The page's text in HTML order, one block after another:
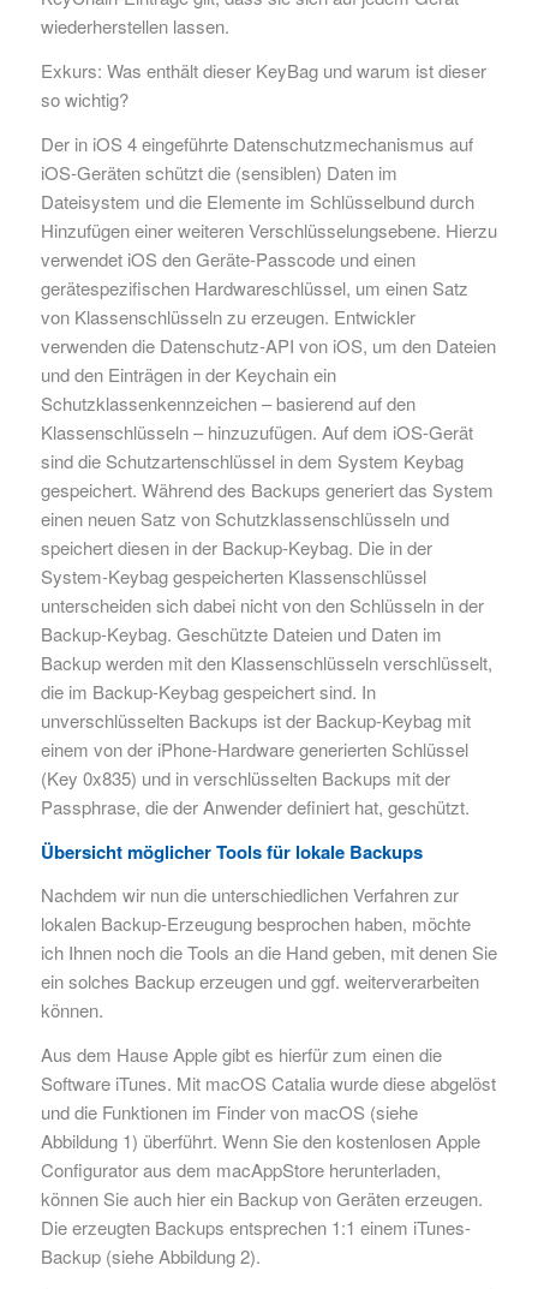
wiederherstellen lassen.
Exkurs: Was enthält dieser KeyBag und warum ist dieser
so wichtig?
Der in iOS 4 eingeführte Datenschutzmechanismus auf
iOS-Geräten schützt die (sensiblen) Daten im
Dateisystem und die Elemente im Schlüsselbund durch
Hinzufügen einer weiteren Verschlüsselungsebene. Hierzu
verwendet iOS den Geräte-Passcode und einen
gerätespezifischen Hardwareschlüssel, um einen Satz
von Klassenschlüsseln zu erzeugen. Entwickler
verwenden die Datenschutz-API von iOS, um den Dateien
und den Einträgen in der Keychain ein
Schutzklassenkennzeichen – basierend auf den
Klassenschlüsseln – hinzuzufügen. Auf dem iOS-Gerät
sind die Schutzartenschlüssel in dem System Keybag
gespeichert. Während des Backups generiert das System
einen neuen Satz von Schutzklassenschlüsseln und
speichert diesen in der Backup-Keybag. Die in der
System-Keybag gespeicherten Klassenschlüssel
unterscheiden sich dabei nicht von den Schlüsseln in der
Backup-Keybag. Geschützte Dateien und Daten im
Backup werden mit den Klassenschlüsseln verschlüsselt,
die im Backup-Keybag gespeichert sind. In
unverschlüsselten Backups ist der Backup-Keybag mit
einem von der iPhone-Hardware generierten Schlüssel
(Key 0x835) und in verschlüsselten Backups mit der
Passphrase, die der Anwender definiert hat, geschützt.
Übersicht möglicher Tools für lokale Backups
Nachdem wir nun die unterschiedlichen Verfahren zur
lokalen Backup-Erzeugung besprochen haben, möchte
ich Ihnen noch die Tools an die Hand geben, mit denen Sie
ein solches Backup erzeugen und ggf. weiterverarbeiten
können.
Aus dem Hause Apple gibt es hierfür zum einen die
Software iTunes. Mit macOS Catalia wurde diese abgelöst
und die Funktionen im Finder von macOS (siehe
Abbildung 1) überführt. Wenn Sie den kostenlosen Apple
Configurator aus dem macAppStore herunterladen,
können Sie auch hier ein Backup von Geräten erzeugen.
Die erzeugten Backups entsprechen 1:1 einem iTunes-
Backup (siehe Abbildung 2).